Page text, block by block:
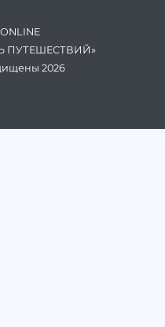
ПУТЕШЕСТВИЙ»
2026